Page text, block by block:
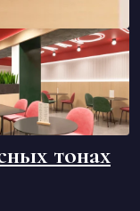
тонах